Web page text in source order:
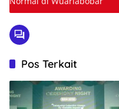
Pos Terkait